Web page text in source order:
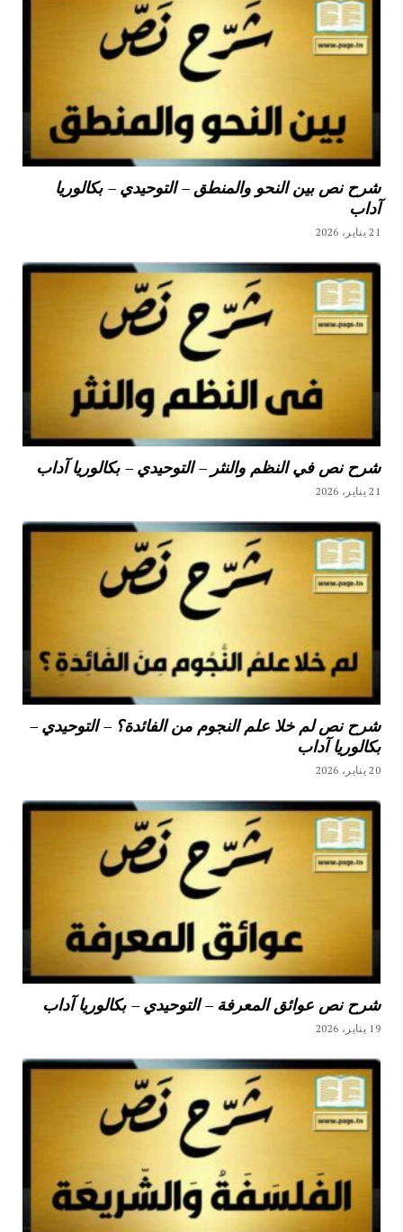
شرح نص بين النحو والمنطق – التوحيدي – بكالوريا
آداب
21 يناير، 2026
شرح نص في النظم والنثر – التوحيدي – بكالوريا آداب
21 يناير، 2026
شرح نص لم خلا علم النجوم من الفائدة؟ – التوحيدي –
بكالوريا آداب
20 يناير، 2026
شرح نص عوائق المعرفة – التوحيدي – بكالوريا آداب
19 يناير، 2026